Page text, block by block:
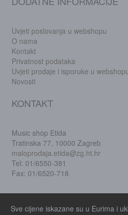
Uvjeti poslovanja u webshopu
O nama
Kontakt
Privatnost podataka
Uvjeti prodaje i isporuke u
Novosti
KONTAKT
Music shop Etida
Tratinska 77, 10000 Zagreb
maloprodaja.etida@zg.ht.hr
Tel: 01/6550-381
Fax: 01/6520-718
Sve cijene iskazane su u Eurima i